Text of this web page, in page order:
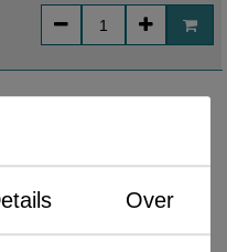
Over